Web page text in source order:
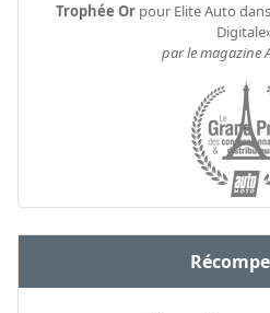
Trophée Orpour Elite Auto
par le magazine